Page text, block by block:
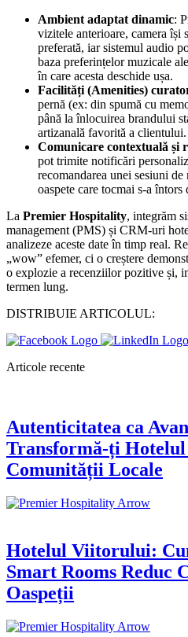
Ambient adaptat dinamic:
vizitele anterioare, camera își
preferată, iar sistemul audio
baza preferințelor muzicale
în care acesta deschide ușa.
Facilități (Amenities)
pernă (ex: din spumă cu
până la înlocuirea brandului
artizanală favorită a clientului.
Comunicare contextuală și
pot trimite notificări
recomandarea unei sesiuni
oaspete care tocmai s-a
La Premier Hospitality, integrăm
management (PMS) și CRM-uri
analizeze aceste date în timp real.
„wow” efemer, ci o creștere
o explozie a recenziilor pozitive și,
termen lung.
DISTRIBUIE ARTICOLUL:
Articole recente
Autenticitatea ca
Transformă-ți
Comunității Locale
Hotelul Viitorului:
Smart Rooms Reduc
Oaspeții